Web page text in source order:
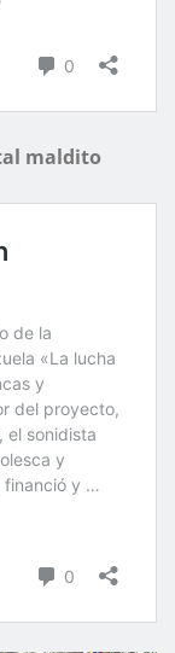
maldito